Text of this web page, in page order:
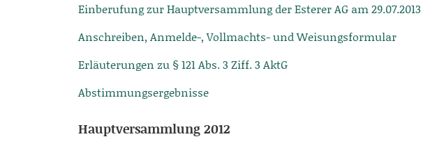
Einberufung zur Hauptversammlung der Esterer AG am 29.07.2013
Anschreiben, Anmelde-, Vollmachts- und Weisungsformular
Erläuterungen zu § 121 Abs. 3 Ziff. 3 AktG
Abstimmungsergebnisse
Hauptversammlung 2012